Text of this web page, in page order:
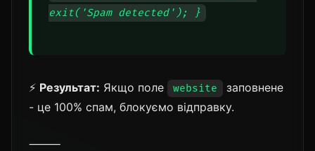
exit('Spam detected'); }
⚡ Результат: Якщо поле website
заповнене
- це 100% спам, блокуємо відправку.
⸻